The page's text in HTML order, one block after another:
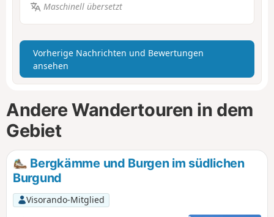
Maschinell übersetzt
Vorherige Nachrichten und Bewertungen
ansehen
Andere Wandertouren in dem
Gebiet
Bergkämme und Burgen im südlichen
Burgund
Visorando-Mitglied